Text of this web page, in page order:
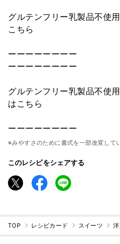
グルテンフリー乳製品不使
こちら
ーーーーーーーー
ーーーーーーーー
グルテンフリー乳製品不使
はこちら
ーーーーーーーー
※みやすさのために書式を一部改変して
このレシピをシェアする
TOP レシピカード スイーツ